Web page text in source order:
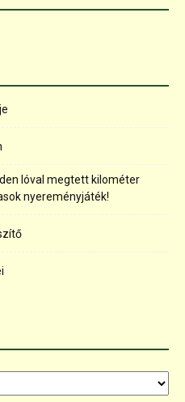
lóval megtett kilométer
nyereményjáték!